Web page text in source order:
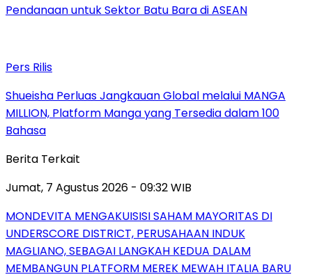
Pendanaan untuk Sektor Batu Bara di ASEAN
Pers Rilis
Shueisha Perluas Jangkauan Global melalui MANGA
MILLION, Platform Manga yang Tersedia dalam 100
Bahasa
Berita Terkait
Jumat, 7 Agustus 2026 - 09:32 WIB
MONDEVITA MENGAKUISISI SAHAM MAYORITAS DI
UNDERSCORE DISTRICT, PERUSAHAAN INDUK
MAGLIANO, SEBAGAI LANGKAH KEDUA DALAM
MEMBANGUN PLATFORM MEREK MEWAH ITALIA BARU